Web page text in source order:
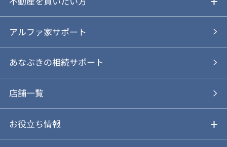
ご売却の流れ
あなぶきの仲介
あなぶきの買取
仲介と買取のメリット・デメリット
ご購入ガイド
物件を探す
購入の流れ
購入前も後も安心サポート
アルファ家サポート
あなぶきの相続サポート
店舗一覧
お役立ち情報